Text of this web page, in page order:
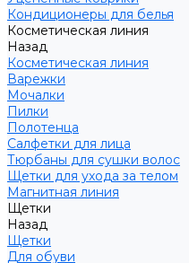
Кондиционеры для белья
Косметическая линия
Назад
Косметическая линия
Варежки
Мочалки
Пилки
Полотенца
Салфетки для лица
Тюрбаны для сушки волос
Щетки для ухода за телом
Магнитная линия
Щетки
Назад
Щетки
Для обуви